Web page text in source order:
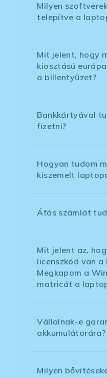
Milyen
telepítve a
Mit jelent, hogy
kiosztású
a billentyűzet?
Bankkártyával
fizetni?
Hogyan tudom
kiszemelt
Áfás számlát
Mit jelent az,
licenszkód van a
Megkapom a
matricát a
Vállalnak-e
akkumulátorára?
Milyen